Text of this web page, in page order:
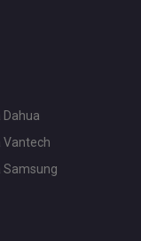
Dahua
Vantech
Samsung